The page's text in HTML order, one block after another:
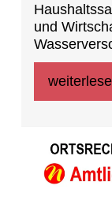
und
für das